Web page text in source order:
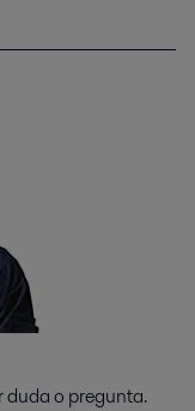
duda o pregunta.